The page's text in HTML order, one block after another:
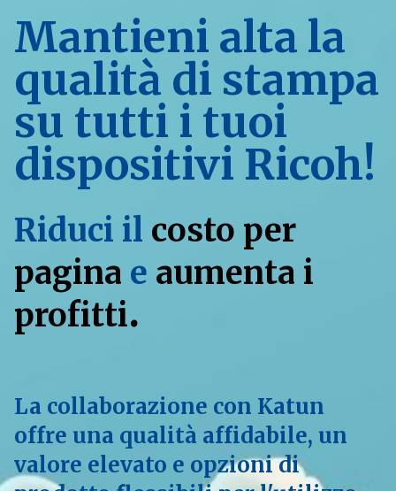
Mantieni alta la
qualità di stampa
su tutti i tuoi
dispositivi Ricoh!
Riduci il costo per
pagina e aumenta i
profitti.
La collaborazione con Katun
offre una qualità affidabile, un
valore elevato e opzioni di